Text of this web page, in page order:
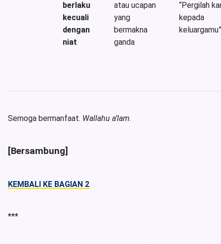
berlaku
kecuali
dengan
niat
atau ucapan
yang
bermakna
ganda
“Pergilah
kepada
keluargamu”
Semoga bermanfaat. Wallahu a’lam.
[Bersambung]
KEMBALI KE BAGIAN 2
***